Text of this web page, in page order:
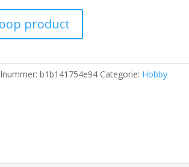
product
b1b141754e94 Categorie: Hobby